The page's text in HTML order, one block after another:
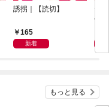
誘拐｜【読切】
165
新着
切】
もっと見る